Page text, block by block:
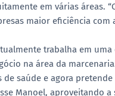
em várias áreas.
maior eficiência
trabalha em
na área da
saúde e agora
Manoel, aproveitando